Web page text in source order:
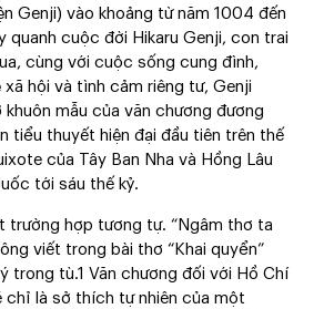
Genji) vào khoảng từ năm 1004 đến
quanh cuộc đời Hikaru Genji, con trai
cùng với cuộc sống cung đình,
xã hội và tình cảm riêng tư, Genji
mẫu của văn chương đương
tiểu thuyết hiện đại đầu tiên trên thế
của Tây Ban Nha và Hồng Lâu
tới sáu thế kỷ.
trường hợp tương tự. “Ngâm thơ ta
viết trong bài thơ “Khai quyển”
trong tù.1 Văn chương đối với Hồ Chí
chỉ là sở thích tự nhiên của một